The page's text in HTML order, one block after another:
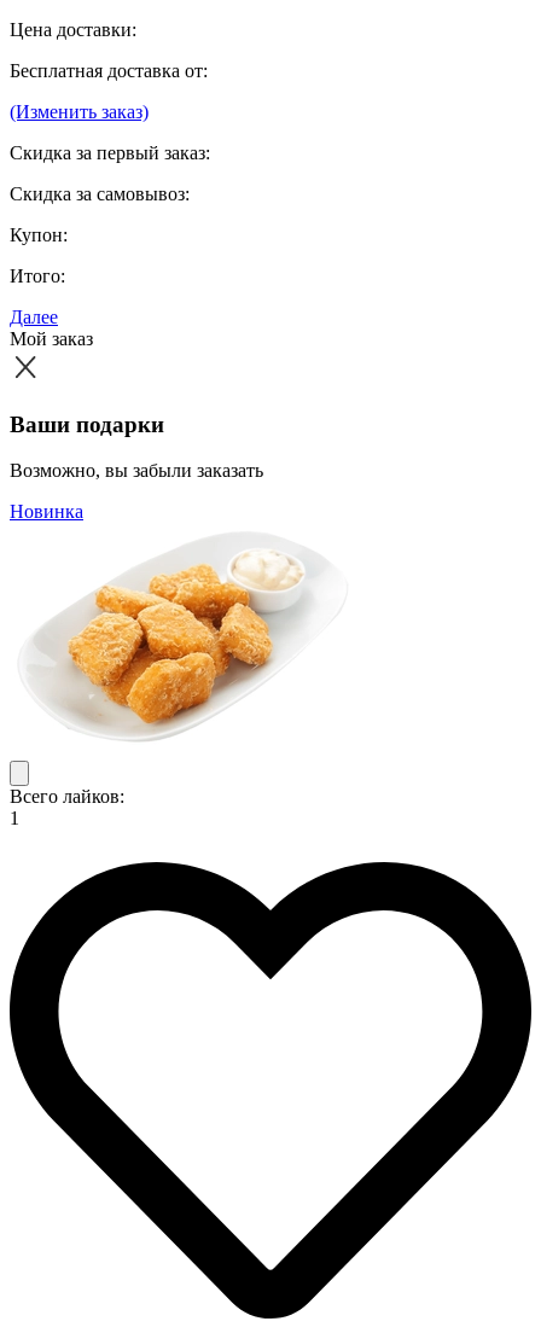
Цена доставки:
Бесплатная доставка от:
(Изменить заказ)
Скидка за первый заказ:
Скидка за самовывоз:
Купон:
Итого:
Далее
Мой заказ
Ваши подарки
Возможно, вы забыли заказать
Новинка
Всего лайков:
1